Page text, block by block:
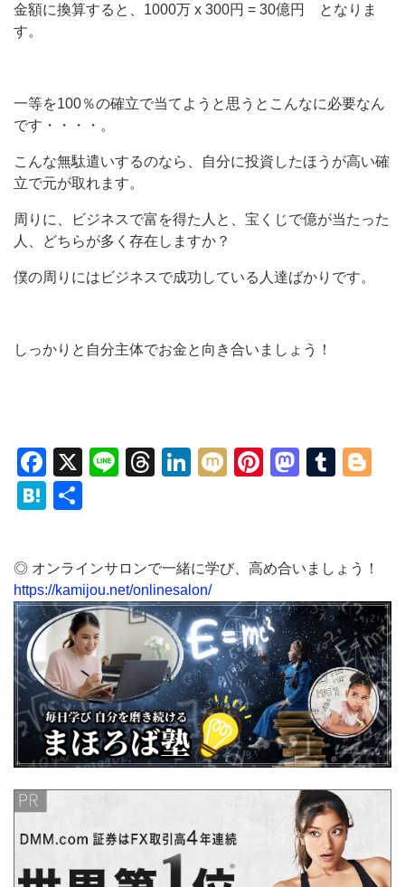
金額に換算すると、1000万 x 300円 = 30億円 となりま
す。
一等を100％の確立で当てようと思うとこんなに必要なん
です・・・・。
こんな無駄遣いするのなら、自分に投資したほうが高い確
立で元が取れます。
周りに、ビジネスで富を得た人と、宝くじで億が当たった
人、どちらが多く存在しますか？
僕の周りにはビジネスで成功している人達ばかりです。
しっかりと自分主体でお金と向き合いましょう！
Facebook
X LineThreads
LinkedIn
MixiPinterest
Hatena
◎ オンラインサロンで一緒に学び、高め合いましょう！
https://kamijou.net/onlinesalon/